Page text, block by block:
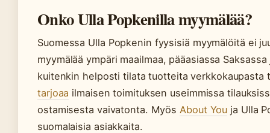
Onko Ulla Popkenilla myymälää?
Suomessa Ulla Popkenin fyysisiä myymälöitä ei
myymälää ympäri maailmaa, pääasiassa
kuitenkin helposti tilata tuotteita verkkokaupasta
tarjoaa ilmaisen toimituksen useimmissa
ostamisesta vaivatonta. Myös About You ja Ulla
suomalaisia asiakkaita.